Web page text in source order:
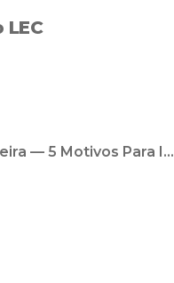
LEC
Migração De Carreira — 5 Motivos Para Ingressar Em Compliance